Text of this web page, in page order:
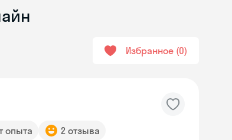
Избранное 0
опыта 2 отзыва